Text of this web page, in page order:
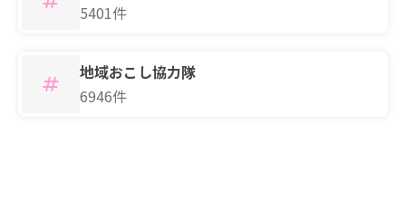
5401件
地域おこし協力隊
6946件